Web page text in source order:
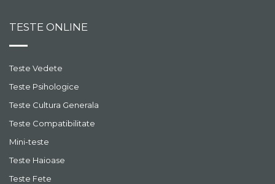
TESTE ONLINE
Teste Vedete
Teste Psihologice
Teste Cultura Generala
Teste Compatibilitate
Mini-teste
Teste Haioase
Teste Fete